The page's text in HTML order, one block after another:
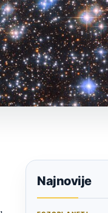
Najnovije